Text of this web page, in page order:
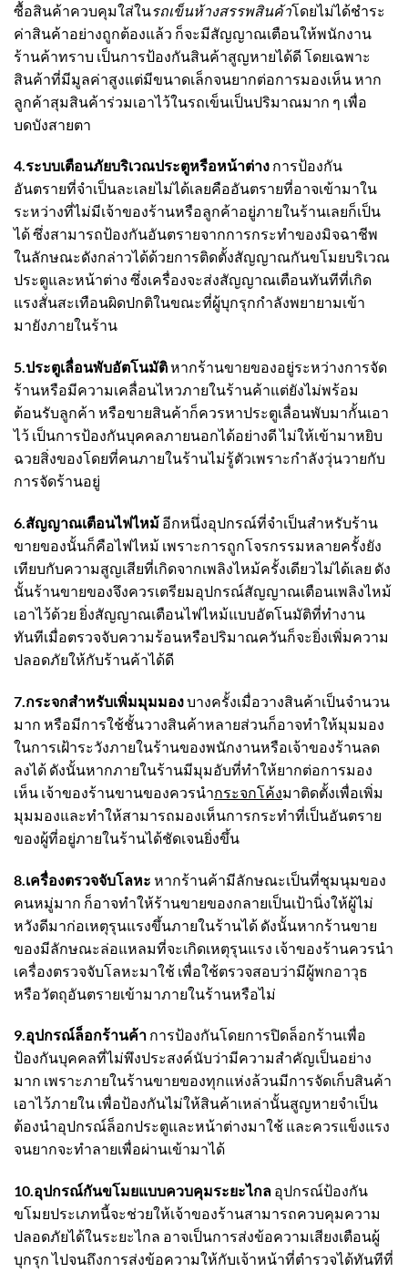
ซื้อสินค้าควบคุมใส่ในรถเข็นห้างสรรพสินค้าโดยไม่ได้ชำระ
ค่าสินค้าอย่างถูกต้องแล้ว ก็จะมีสัญญาณเตือนให้พนักงาน
ร้านค้าทราบ เป็นการป้องกันสินค้าสูญหายได้ดี โดยเฉพาะ
สินค้าที่มีมูลค่าสูงแต่มีขนาดเล็กจนยากต่อการมองเห็น หาก
ลูกค้าสุมสินค้าร่วมเอาไว้ในรถเข็นเป็นปริมาณมาก ๆ เพื่อ
บดบังสายตา
4.ระบบเตือนภัยบริเวณประตูหรือหน้าต่าง การป้องกัน
อันตรายที่จำเป็นละเลยไม่ได้เลยคืออันตรายที่อาจเข้ามาใน
ระหว่างที่ไม่มีเจ้าของร้านหรือลูกค้าอยู่ภายในร้านเลยก็เป็น
ได้ ซึ่งสามารถป้องกันอันตรายจากการกระทำของมิจฉาชีพ
ในลักษณะดังกล่าวได้ด้วยการติดตั้งสัญญาณกันขโมยบริเวณ
ประตูและหน้าต่าง ซึ่งเครื่องจะส่งสัญญาณเตือนทันทีที่เกิด
แรงสั่นสะเทือนผิดปกติในขณะที่ผู้บุกรุกกำลังพยายามเข้า
มายังภายในร้าน
5.ประตูเลื่อนพับอัตโนมัติหากร้านขายของอยู่ระหว่างการจัด
ร้านหรือมีความเคลื่อนไหวภายในร้านค้าแต่ยังไม่พร้อม
ต้อนรับลูกค้า หรือขายสินค้าก็ควรหาประตูเลื่อนพับมากั้นเอา
ไว้ เป็นการป้องกันบุคคลภายนอกได้อย่างดี ไม่ให้เข้ามาหยิบ
ฉวยสิ่งของโดยที่คนภายในร้านไม่รู้ตัวเพราะกำลังวุ่นวายกับ
การจัดร้านอยู่
6.สัญญาณเตือนไฟไหม้ อีกหนึ่งอุปกรณ์ที่จำเป็นสำหรับร้าน
ขายของนั้นก็คือไฟไหม้ เพราะการถูกโจรกรรมหลายครั้งยัง
เทียบกับความสูญเสียที่เกิดจากเพลิงไหม้ครั้งเดียวไม่ได้เลย ดัง
นั้นร้านขายของจึงควรเตรียมอุปกรณ์สัญญาณเตือนเพลิงไหม้
เอาไว้ด้วย ยิ่งสัญญาณเตือนไฟไหม้แบบอัตโนมัติที่ทำงาน
ทันทีเมื่อตรวจจับความร้อนหรือปริมาณควันก็จะยิ่งเพิ่มความ
ปลอดภัยให้กับร้านค้าได้ดี
7.กระจกสำหรับเพิ่มมุมมองบางครั้งเมื่อวางสินค้าเป็นจำนวน
มาก หรือมีการใช้ชั้นวางสินค้าหลายส่วนก็อาจทำให้มุมมอง
ในการเฝ้าระวังภายในร้านของพนักงานหรือเจ้าของร้านลด
ลงได้ ดังนั้นหากภายในร้านมีมุมอับที่ทำให้ยากต่อการมอง
เห็น เจ้าของร้านขานของควรนำกระจกโค้งมาติดตั้งเพื่อเพิ่ม
มุมมองและทำให้สามารถมองเห็นการกระทำที่เป็นอันตราย
ของผู้ที่อยู่ภายในร้านได้ชัดเจนยิ่งขึ้น
8. เครื่องตรวจจับโลหะ หากร้านค้ามีลักษณะเป็นที่ชุมนุมของ
คนหมู่มาก ก็อาจทำให้ร้านขายของกลายเป็นเป้านิ่งให้ผู้ไม่
หวังดีมาก่อเหตุรุนแรงขึ้นภายในร้านได้ ดังนั้นหากร้านขาย
ของมีลักษณะล่อแหลมที่จะเกิดเหตุรุนแรง เจ้าของร้านควรนำ
เครื่องตรวจจับโลหะมาใช้ เพื่อใช้ตรวจสอบว่ามีผู้พกอาวุธ
หรือวัตถุอันตรายเข้ามาภายในร้านหรือไม่
9.อุปกรณ์ล็อกร้านค้า การป้องกันโดยการปิดล็อกร้านเพื่อ
ป้องกันบุคคลที่ไม่พึงประสงค์นับว่ามีความสำคัญเป็นอย่าง
มาก เพราะภายในร้านขายของทุกแห่งล้วนมีการจัดเก็บสินค้า
เอาไว้ภายใน เพื่อป้องกันไม่ให้สินค้าเหล่านั้นสูญหายจำเป็น
ต้องนำอุปกรณ์ล็อกประตูและหน้าต่างมาใช้ และควรแข็งแรง
จนยากจะทำลายเพื่อผ่านเข้ามาได้
10.อุปกรณ์กันขโมยแบบควบคุมระยะไกล อุปกรณ์ป้องกัน
ขโมยประเภทนี้จะช่วยให้เจ้าของร้านสามารถควบคุมความ
ปลอดภัยได้ในระยะไกล อาจเป็นการส่งข้อความเสียงเตือนผู้
บุกรุก ไปจนถึงการส่งข้อความให้กับเจ้าหน้าที่ตำรวจได้ทันทีที่